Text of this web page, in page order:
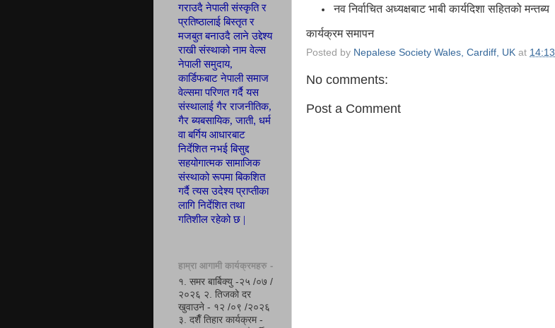
नव निर्वाचित अध्यक्षबाट भाबी कार्यदिशा सहितको मन्तब्य
कार्यक्रम समापन
Posted by Nepalese Society Wales, Cardiff, UK at 14:13
No comments:
Post a Comment
गराउदै नेपाली संस्कृति र
प्रतिष्ठालाई बिस्तृत र
मजबुत बनाउदै लाने उद्देश्य
राखी संस्थाको नाम वेल्स
नेपाली समुदाय,
कार्डिफबाट नेपाली समाज
वेल्समा परिणतगर्दै यस
संस्थालाई गैर राजनीतिक,
गैर ब्यबसायिक, जाती, धर्म
वा बर्गिय आधारबाट
निर्देशित नभई बिसुद्द
सहयोगात्मक सामाजिक
संस्थाको रूपमाबिकशित
गर्दै त्यस उदेश्यप्राप्तीका
लागि निर्देशित तथा
गतिशील रहेको छ |
हाम्रा आगामी कार्यक्रमहरु -
१. समर बार्बिक्यु -२५ /०७ /
२०२६ २. तिजको दर
खुवाउने - १२ /०९ /२०२६
३. दशैँ तिहार कार्यक्रम -